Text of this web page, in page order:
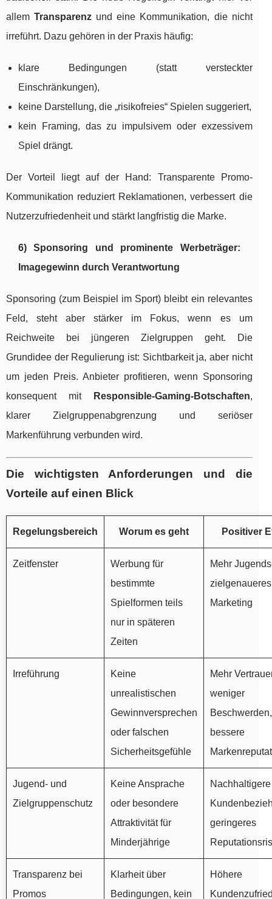
allemTransparenz und eine Kommunikation, die nicht
irreführt. Dazu gehören in der Praxis häufig:
klare Bedingungen (statt versteckter
Einschränkungen),
keine Darstellung, die „risikofreies“ Spielen suggeriert,
kein Framing, das zu impulsivem oder exzessivem
Spiel drängt.
Der Vorteil liegt auf der Hand: Transparente Promo-
Kommunikation reduziert Reklamationen, verbessert die
Nutzerzufriedenheit und stärkt langfristig die Marke.
6) Sponsoring und prominente Werbeträger:
Imagegewinn durch Verantwortung
Sponsoring (zum Beispiel im Sport) bleibt ein relevantes
Feld, steht aber stärker im Fokus, wenn es um
Reichweite bei jüngeren Zielgruppen geht. Die
Grundidee der Regulierung ist: Sichtbarkeit ja, aber nicht
um jeden Preis. Anbieter profitieren, wenn Sponsoring
konsequent mit
Responsible-Gaming-Botschaften,
klarer Zielgruppenabgrenzung und seriöser
Markenführung verbunden wird.
Die wichtigsten Anforderungen und die
Vorteile auf einen Blick
Regelungsbereich Worum es geht Positiver
Zeitfenster
Werbung für
bestimmte
Spielformen teils
nur in späteren
Zeiten
Mehr
zielgenaueres
Marketing
Irreführung
Keine
unrealistischen
Gewinnversprechen
oder falschen
Sicherheitsgefühle
Mehr
weniger
Beschwerden,
bessere
Jugend- und
Zielgruppenschutz
Keine Ansprache
oder besondere
Attraktivität für
Minderjährige
Nachhaltigere
geringeres
Transparenz bei
Promos
Klarheit über
Bedingungen, kein
Höhere